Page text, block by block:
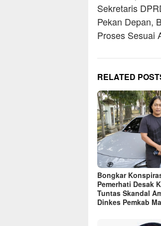
navigation
Sekretaris
Pekan Depan,
Proses Sesuai
RELATED
Bongkar
Pemerhati Desak
Tuntas Skandal
Dinkes Pemkab